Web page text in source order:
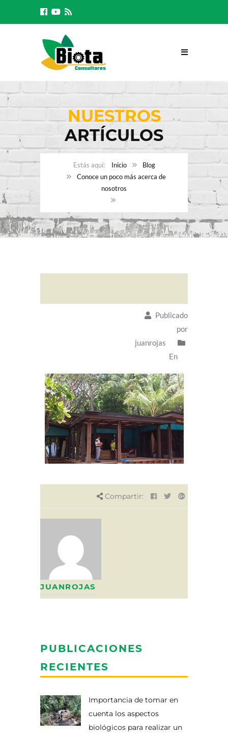
NUESTROS
ARTÍCULOS
Inicio
Blog
Conoce un poco más acerca de
nosotros
Publicado
por
juanrojas
En
Compartir:
JUANROJAS
PUBLICACIONES
RECIENTES
Importancia de tomar en
cuenta los aspectos
biológicos para realizar un